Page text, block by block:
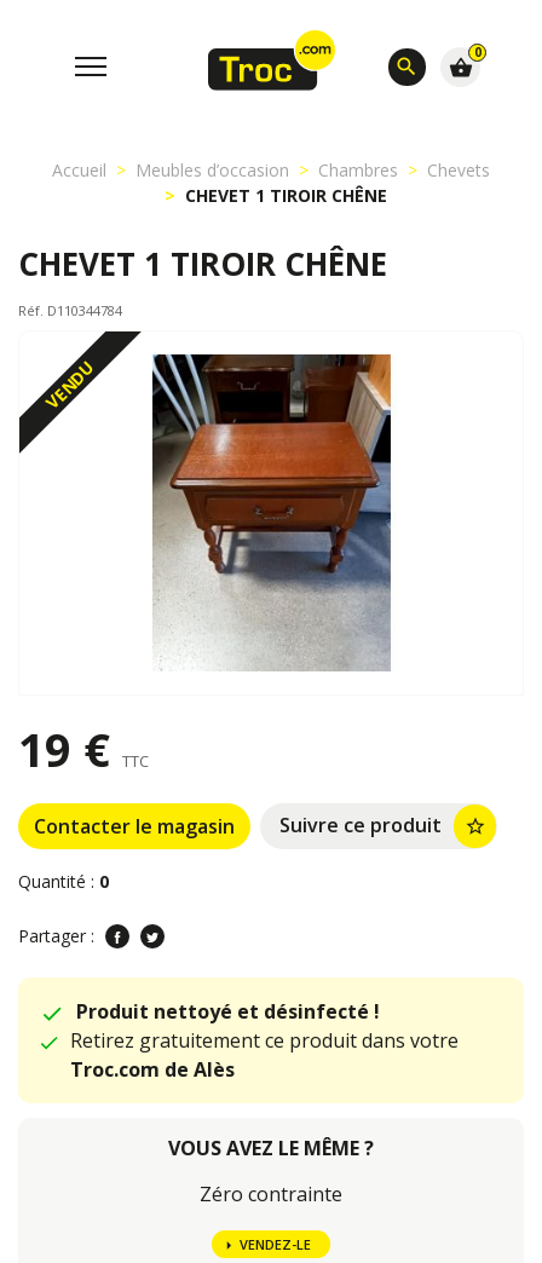
search
0
shopping_basket
Accueil Meubles d’occasion Chambres
Chevets
CHEVET 1 TIROIR CHÊNE
CHEVET 1 TIROIR CHÊNE
Réf. D110344784
VENDU
19 € TTC
Contacter le magasin Suivre ce produit star_border
Quantité : 0
Partager :
Produit nettoyé et désinfecté !
Retirez gratuitement ce produit dans votre
Troc.com de Alès
VOUS AVEZ LE MÊME ?
Zéro contrainte
VENDEZ-LE